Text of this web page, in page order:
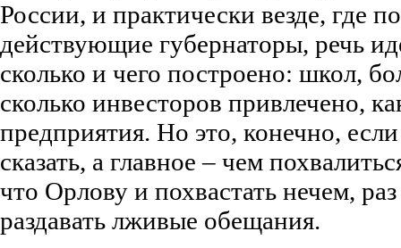
России, и практически везде, где
действующие губернаторы, речь
сколько и чего построено: школ,
сколько инвесторов привлечено,
предприятия. Но это, конечно,
сказать, а главное – чем
что Орлову и похвастать нечем,
раздавать лживые обещания.